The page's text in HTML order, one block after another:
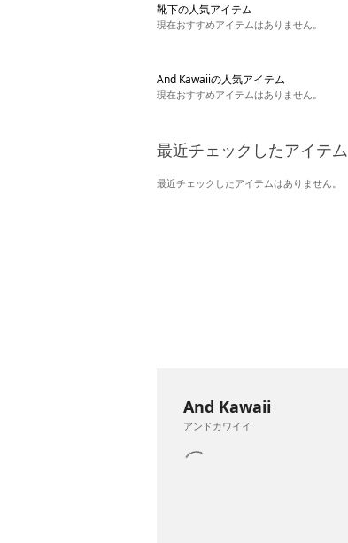
靴下の人気アイテム
現在おすすめアイテムはありません。
And Kawaiiの人気アイテム
現在おすすめアイテムはありません。
最近チェックしたアイテム
最近チェックしたアイテムはありません。
And Kawaii
アンドカワイイ